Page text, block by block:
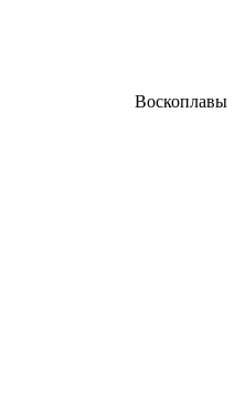
Воскоплавы